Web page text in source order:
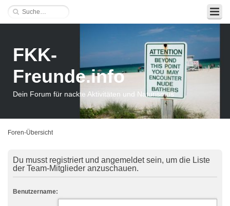
FKK-
Freunde.info
Dein Forum für nackte Aktivitäten und Naturismus
Foren-Übersicht
Du musst registriert und angemeldet sein, um die Liste
der Team-Mitglieder anzuschauen.
Benutzername: